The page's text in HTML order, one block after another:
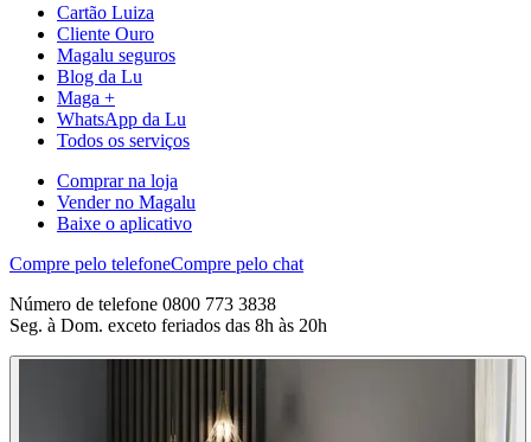
Cartão Luiza
Cliente Ouro
Magalu seguros
Blog da Lu
Maga +
WhatsApp da Lu
Todos os serviços
Comprar na loja
Vender no Magalu
Baixe o aplicativo
Compre pelo telefoneCompre pelo chat
Número de telefone 0800 773 3838
Seg. à Dom. exceto feriados das 8h às 20h